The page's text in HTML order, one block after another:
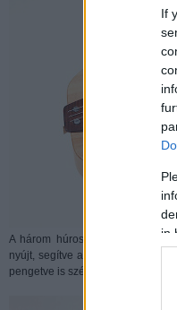
If
in
A három húros, egyszerűsített
nyújt, segítve a zene, illetve a
pengetve is szép hangzatot